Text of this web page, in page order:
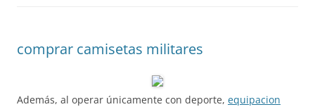
comprar camisetas militares
Además, al operar únicamente con deporte, equipacion